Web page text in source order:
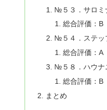
№５３．サロミ
総合評価：B
№５４．ステッ
総合評価：A
№５８．ハウナ
総合評価：B
まとめ